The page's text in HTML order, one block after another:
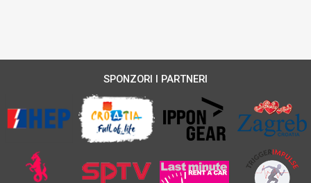
SPONZORI I PARTNERI